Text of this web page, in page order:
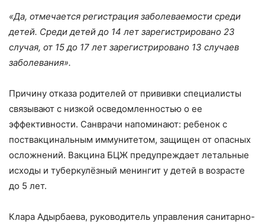
«Да, отмечается регистрация заболеваемости среди
детей. Среди детей до 14 лет зарегистрировано 23
случая, от 15 до 17 лет зарегистрировано 13 случаев
заболевания».
Причину отказа родителей от прививки специалисты
связывают с низкой осведомленностью о ее
эффективности. Санврачи напоминают: ребенок с
поствакцинальным иммунитетом, защищен от опасных
осложнений. Вакцина БЦЖ предупреждает летальные
исходы и туберкулёзный менингит у детей в возрасте
до 5 лет.
Клара Адырбаева, руководитель управления санитарно-